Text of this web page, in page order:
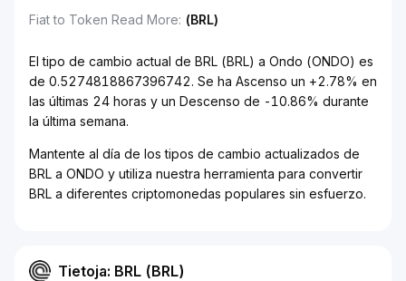
Fiat to Token Read More: (BRL)
El tipo de cambio actual de BRL (BRL) a Ondo (ONDO) es
de 0.5274818867396742. Se ha Ascenso un +2.78% en
las últimas 24 horas y un Descenso de -10.86% durante
la última semana.
Mantente al día de los tipos de cambio actualizados de
BRL a ONDO y utiliza nuestra herramienta para convertir
BRL a diferentes criptomonedas populares sin esfuerzo.
Tietoja: BRL (BRL)